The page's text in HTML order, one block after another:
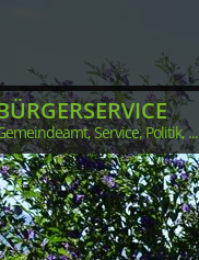
Service, Politik, ...